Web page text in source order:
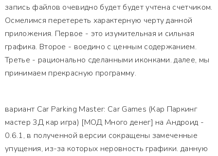
запись файлов очевидно будет будет учтена счетчиком.
Осмелимся перетереть характерную черту данной
приложения. Первое - это изумительная и сильная
графика. Второе - воедино с ценным содержанием.
Третье - рационально сделанными иконками. далее, мы
принимаем прекрасную программу.
вариант Car Parking Master: Car Games (Кар Паркинг
мастер 3Д кар игра) [МОД Много денег] на Андроид -
0.6.1, в полученной версии сокращены замеченные
упущения, из-за которых неровность графики. данную